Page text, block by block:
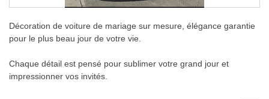
Décoration de voiture de mariage sur mesure, élégance garantie
pour le plus beau jour de votre vie.
Chaque détail est pensé pour sublimer votre grand jour et
impressionner vos invités.